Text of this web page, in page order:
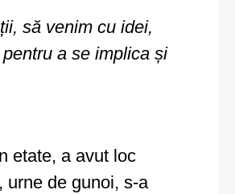
să venim cu idei,
a se implica și
etate, a avut loc
urne de gunoi, s-a